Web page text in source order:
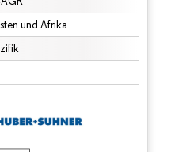
und Afrika
Namensnennung gemäß CC BY 4.0.